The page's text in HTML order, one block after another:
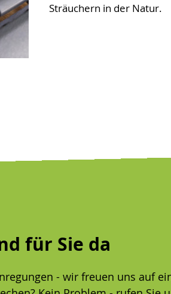
Sträuchern in der Natur.
für Sie da
- wir freuen uns auf